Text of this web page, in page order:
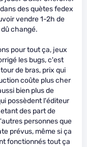
des quètes fedex
vendre 1-2h de
changé.
pour tout ça, jeux
les bugs, c'est
de bras, prix qui
coûte plus cher
bien plus de
possèdent l'éditeur
des part de
personnes que
prévus, même si ça
fonctionnés tout ça